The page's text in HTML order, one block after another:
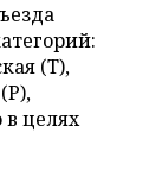
(Т),
в целях